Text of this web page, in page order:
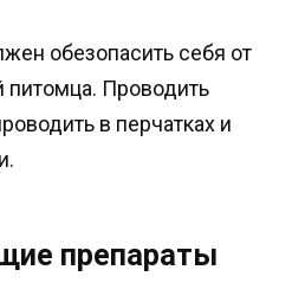
обезопасить себя от
питомца. Проводить
в перчатках и
препараты